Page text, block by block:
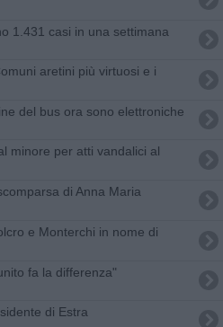
1.431 casi in una settimana
aretini più virtuosi e i
del bus ora sono elettroniche
minore per atti vandalici al
di Anna Maria
e Monterchi in nome di
fa la differenza"
di Estra